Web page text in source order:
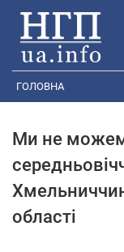
ГОЛОВНА
Ми не
області